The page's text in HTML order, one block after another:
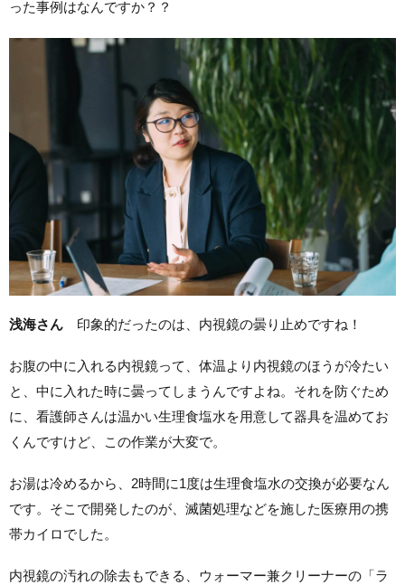
った事例はなんですか？？
浅海さん 印象的だったのは、内視鏡の曇り止めですね！
お腹の中に入れる内視鏡って、体温より内視鏡のほうが冷たい
と、中に入れた時に曇ってしまうんですよね。それを防ぐため
に、看護師さんは温かい生理食塩水を用意して器具を温めてお
くんですけど、この作業が大変で。
お湯は冷めるから、2時間に1度は生理食塩水の交換が必要なん
です。そこで開発したのが、滅菌処理などを施した医療用の携
帯カイロでした。
内視鏡の汚れの除去もできる、ウォーマー兼クリーナーの「ラ